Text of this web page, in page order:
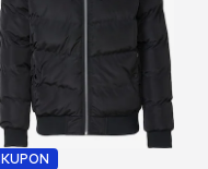
KUPON